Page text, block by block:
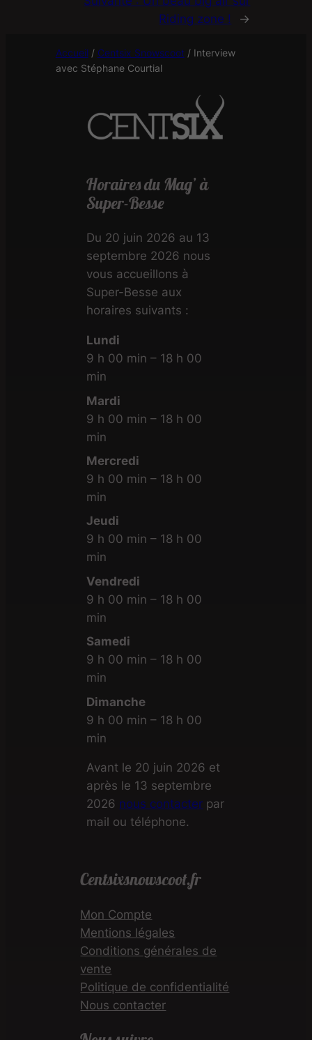
Riding zone !
→
Accueil / Centsix Snowscoot / Interview
avec Stéphane Courtial
Horaires du Mag’ à
Super-Besse
Du 20 juin 2026 au 13
septembre 2026 nous
vous accueillons à
Super-Besse aux
horaires suivants :
Lundi
9 h 00 min – 18 h 00
min
Mardi
9 h 00 min – 18 h 00
min
Mercredi
9 h 00 min – 18 h 00
min
Jeudi
9 h 00 min – 18 h 00
min
Vendredi
9 h 00 min – 18 h 00
min
Samedi
9 h 00 min – 18 h 00
min
Dimanche
9 h 00 min – 18 h 00
min
Avant le 20 juin 2026 et
après le 13 septembre
2026 nous contacter par
mail ou téléphone.
Centsixsnowscoot.fr
Mon Compte
Mentions légales
Conditions générales de
vente
Politique de confidentialité
Nous contacter